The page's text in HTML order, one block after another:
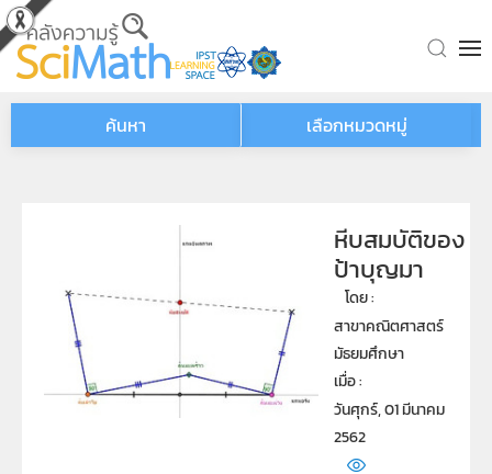
Skip to main content
ค้นหา เลือกหมวดหมู่
หีบสมบัติของ
ป้าบุญมา
โดย :
สาขาคณิตศาสตร์
มัธยมศึกษา
เมื่อ :
วันศุกร์, 01 มีนาคม
2562